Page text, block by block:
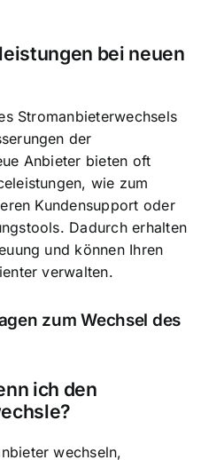
bei neuen
Stromanbieterwechsels
der
Anbieter bieten oft
wie zum
Kundensupport oder
Dadurch erhalten
und können Ihren
verwalten.
zum Wechsel des
ich den
wechseln,